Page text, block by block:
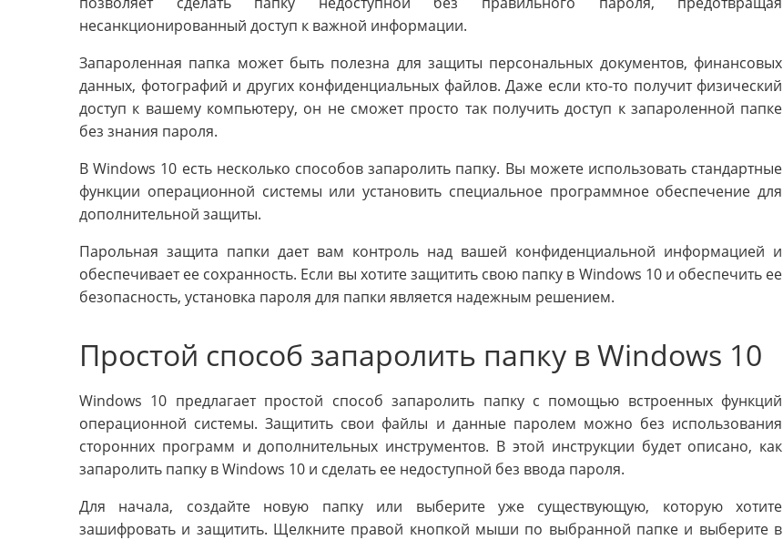
несанкционированный доступ к важной информации.
Запароленная папка может быть полезна для защиты персональных документов, финансовых
данных, фотографий и других конфиденциальных файлов. Даже если кто-то получит физический
доступ к вашему компьютеру, он не сможет просто так получить доступ к запароленной папке
без знания пароля.
В Windows 10 есть несколько способов запаролить папку. Вы можете использовать стандартные
функции операционной системы или установить специальное программное обеспечение для
дополнительной защиты.
Парольная защита папки дает вам контроль над вашей конфиденциальной информацией и
обеспечивает ее сохранность. Если вы хотите защитить свою папку в Windows 10 и обеспечить ее
безопасность, установка пароля для папки является надежным решением.
Простой способ запаролить папку в Windows 10
Windows 10 предлагает простой способ запаролить папку с помощью встроенных функций
операционной системы. Защитить свои файлы и данные паролем можно без использования
сторонних программ и дополнительных инструментов. В этой инструкции будет описано, как
запаролить папку в Windows 10 и сделать ее недоступной без ввода пароля.
Для начала, создайте новую папку или выберите уже существующую, которую хотите
зашифровать и защитить. Щелкните правой кнопкой мыши по выбранной папке и выберите в